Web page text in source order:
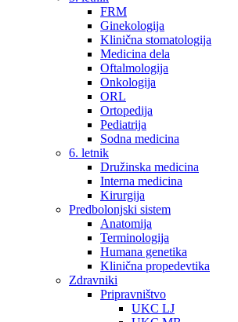
FRM
Ginekologija
Klinična stomatologija
Medicina dela
Oftalmologija
Onkologija
ORL
Ortopedija
Pediatrija
Sodna medicina
6. letnik
Družinska medicina
Interna medicina
Kirurgija
Predbolonjski sistem
Anatomija
Terminologija
Humana genetika
Klinična propedevtika
Zdravniki
Pripravništvo
UKC LJ